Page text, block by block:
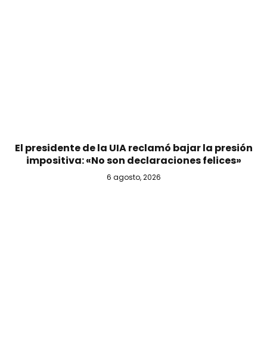
El presidente de la UIA reclamó bajar la presión
impositiva: «No son declaraciones felices»
6 agosto, 2026